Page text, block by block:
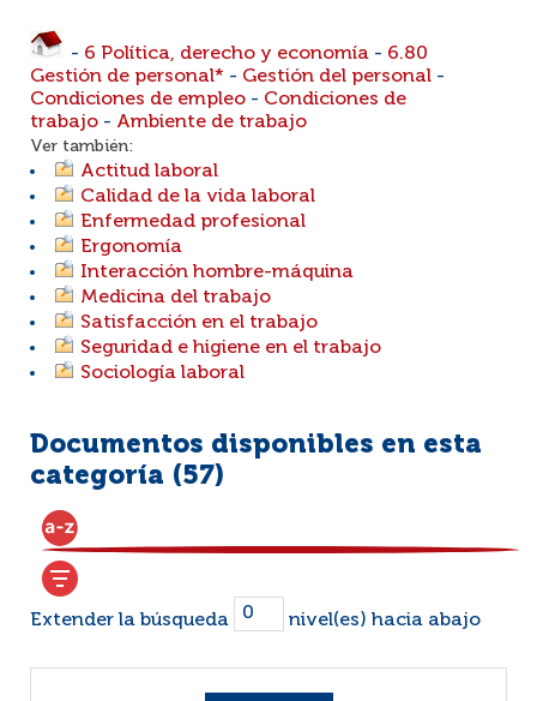
- 6 Política, derecho y economía - 6.80
Gestión de personal* - Gestión del personal -
Condiciones de empleo - Condiciones de
trabajo - Ambiente de trabajo
Ver también:
Actitud laboral
Calidad de la vida laboral
Enfermedad profesional
Ergonomía
Interacción hombre-máquina
Medicina del trabajo
Satisfacción en el trabajo
Seguridad e higiene en el trabajo
Sociología laboral
Documentos disponibles en esta
categoría (57)
Extender la búsqueda nivel(es) hacia abajo